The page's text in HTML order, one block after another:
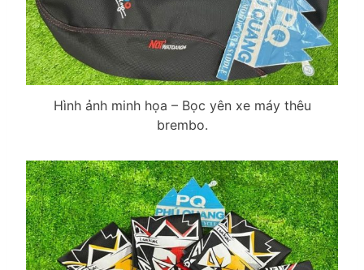
Hình ảnh minh họa – Bọc yên xe máy thêu
brembo.